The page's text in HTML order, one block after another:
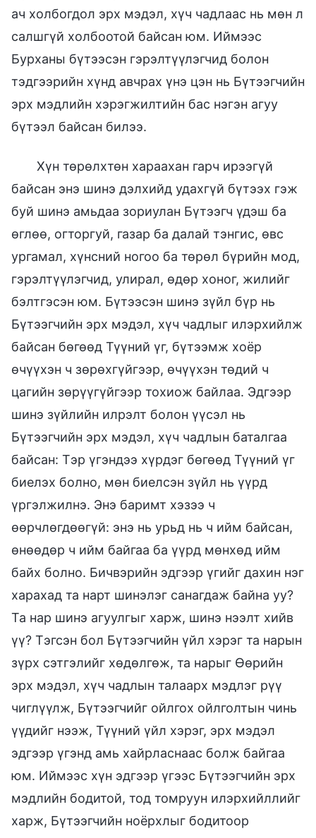
ач холбогдол эрх мэдэл, хүч чадлаас нь мөн л
салшгүй холбоотой байсан юм. Иймээс
Бурханы бүтээсэн гэрэлтүүлэгчид болон
тэдгээрийн хүнд авчрах үнэ цэн нь Бүтээгчийн
эрх мэдлийн хэрэгжилтийн бас нэгэн агуу
бүтээл байсан билээ.
Хүн төрөлхтөн хараахан гарч ирээгүй
байсан энэ шинэ дэлхийд удахгүй бүтээх гэж
буй шинэ амьдаа зориулан Бүтээгч үдэш ба
өглөө, огторгуй, газар ба далай тэнгис, өвс
ургамал, хүнсний ногоо ба төрөл бүрийн мод,
гэрэлтүүлэгчид, улирал, өдөр хоног, жилийг
бэлтгэсэн юм. Бүтээсэн шинэ зүйл бүр нь
Бүтээгчийн эрх мэдэл, хүч чадлыг илэрхийлж
байсан бөгөөд Түүний үг, бүтээмж хоёр
өчүүхэн ч зөрөхгүйгээр, өчүүхэн төдий ч
цагийн зөрүүгүйгээр тохиож байлаа. Эдгээр
шинэ зүйлийн илрэлт болон үүсэл нь
Бүтээгчийн эрх мэдэл, хүч чадлын баталгаа
байсан: Тэр үгэндээ хүрдэг бөгөөд Түүний үг
биелэх болно, мөн биелсэн зүйл нь үүрд
үргэлжилнэ. Энэ баримт хэзээ ч
өөрчлөгдөөгүй: энэ нь урьд нь ч ийм байсан,
өнөөдөр ч ийм байгаа ба үүрд мөнхөд ийм
байх болно. Бичвэрийн эдгээр үгийг дахин нэг
харахад та нарт шинэлэг санагдаж байна уу?
Та нар шинэ агуулгыг харж, шинэ нээлт хийв
үү? Тэгсэн бол Бүтээгчийн үйл хэрэг та нарын
зүрх сэтгэлийг хөдөлгөж, та нарыг Өөрийн
эрх мэдэл, хүч чадлын талаарх мэдлэг рүү
чиглүүлж, Бүтээгчийг ойлгох ойлголтын чинь
үүдийг нээж, Түүний үйл хэрэг, эрх мэдэл
эдгээр үгэнд амь хайрласнаас болж байгаа
юм. Иймээс хүн эдгээр үгээс Бүтээгчийн эрх
мэдлийн бодитой, тод томруун илэрхийллийг
харж, Бүтээгчийн ноёрхлыг бодитоор